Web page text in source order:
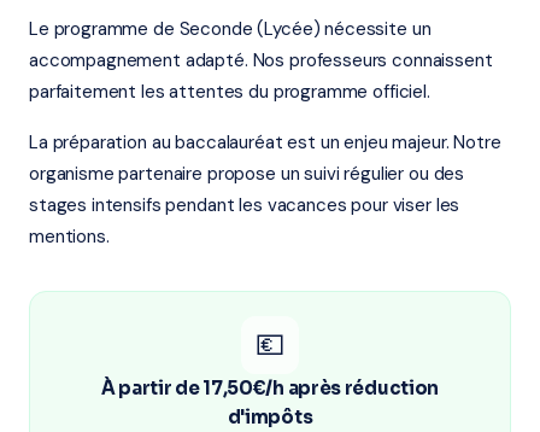
Le programme de Seconde (Lycée) nécessite un
accompagnement adapté. Nos professeurs connaissent
parfaitement les attentes du programme officiel.
La préparation au baccalauréat est un enjeu majeur. Notre
organisme partenaire propose un suivi régulier ou des
stages intensifs pendant les vacances pour viser les
mentions.
💶
À partir de 17,50€/h après réduction
d'impôts